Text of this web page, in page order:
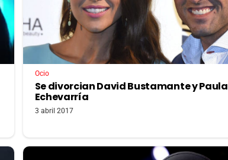
Ocio
Se divorcian David Bustamante y Paula
Echevarría
3 abril 2017